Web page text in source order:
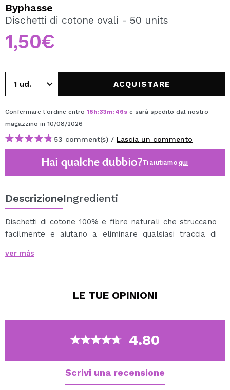
Creando un account su Maquibeauty.it potrai fare i tuoi
acquisti velocemente, controllare lo stato dei tuoi ordini e
consultare le tue operazioni precedenti.
CREARE UN ACCOUNT
Byphasse
Dischetti di cotone ovali - 50 units
1,50€
ACQUISTARE
Confermare l'ordine entro 16h:33m:46s e sarà spedito dal nostro
magazzino in 10/08/2026
53 comment(s) / Lascia un commento
Hai qualche dubbio?Ti aiutiamoqui
DescrizioneIngredienti
Dischetti di cotone 100% e fibre naturali che struccano
facilmente e aiutano a eliminare qualsiasi traccia di
trucco o impurità dalla pelle.
Otterrai una pulizia e uno struccaggio del viso comodi e
maggiore efficienza.
Confezioni da 50 unità.
ver más
LE TUE OPINIONI
4.80
Scrivi una recensione